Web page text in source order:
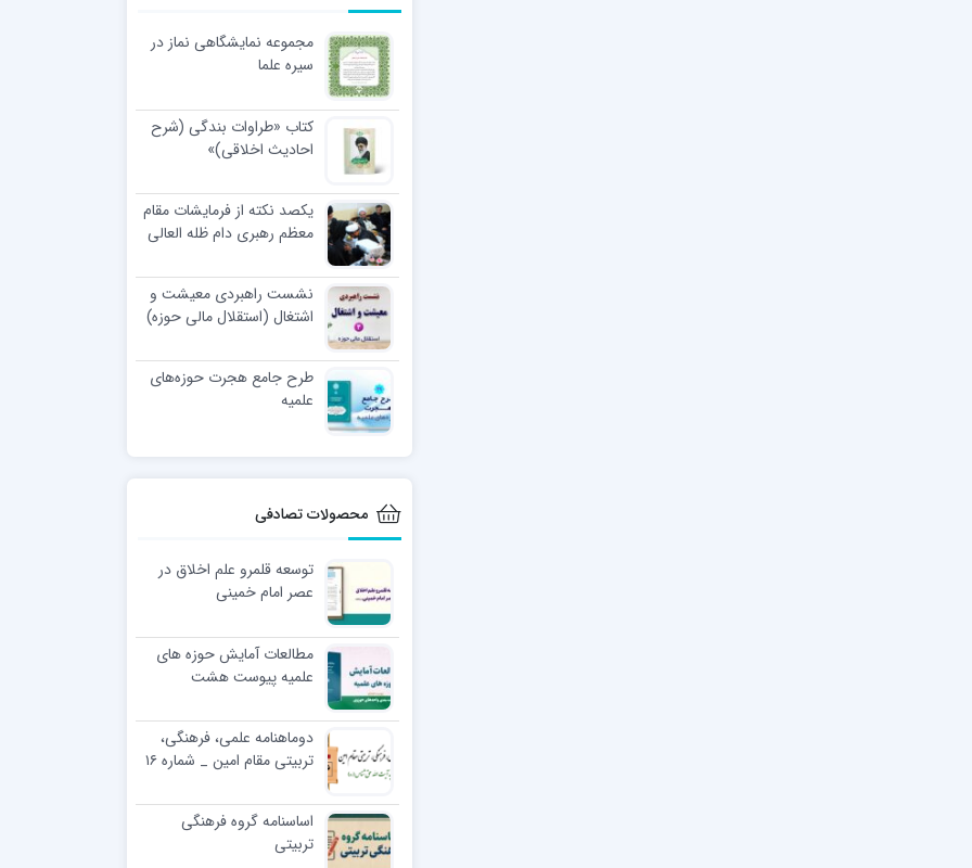
مجموعه نمایشگاهی نماز در
سیره علما
کتاب «طراوات بندگی (شرح
احادیث اخلاقی)»
یکصد نکته از فرمایشات مقام
معظم رهبری دام ظله العالی
نشست راهبردی معیشت و
اشتغال (استقلال مالی حوزه)
طرح جامع هجرت حوزه‌های
علمیه
محصولات تصادفی
توسعه قلمرو علم اخلاق در
عصر امام خمینی
مطالعات آمایش حوزه های
علمیه پیوست هشت
حوزوی)
دوماهنامه علمی، فرهنگی،
تربیتی مقام امین _ شماره ۱۶
اساسنامه گروه فرهنگی
تربیتی